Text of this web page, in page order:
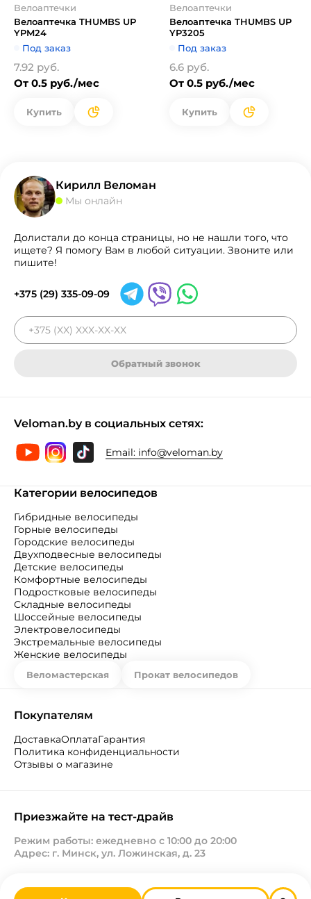
Велоаптечки
Велоаптечка THUMBS UP
YPM24
Под заказ
7.92 руб.
От 0.5 руб./мес
Купить
Велоаптечки
Велоаптечка THUMBS UP
YP3205
Под заказ
6.6 руб.
От 0.5 руб./мес
Купить
Кирилл Веломан
Мы онлайн
Долистали до конца страницы, но не нашли того, что
ищете? Я помогу Вам в любой ситуации. Звоните или
пишите!
+375 (29) 335-09-09
Обратный звонок
Veloman.by в социальных сетях:
Email: info@veloman.by
Категории велосипедов
Гибридные велосипеды
Горные велосипеды
Городские велосипеды
Двухподвесные велосипеды
Детские велосипеды
Комфортные велосипеды
Подростковые велосипеды
Складные велосипеды
Шоссейные велосипеды
Электровелосипеды
Экстремальные велосипеды
Женские велосипеды
Веломастерская Прокат велосипедов
Покупателям
ДоставкаОплатаГарантия
Политика конфиденциальности
Отзывы о магазине
Приезжайте на тест-драйв
Режим работы: ежедневно с 10:00 до 20:00
Адрес: г. Минск, ул. Ложинская, д. 23